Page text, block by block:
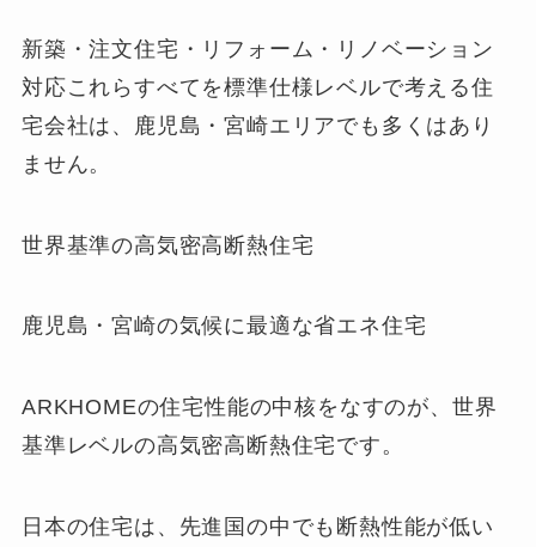
新築・注文住宅・リフォーム・リノベーション
対応これらすべてを標準仕様レベルで考える住
宅会社は、鹿児島・宮崎エリアでも多くはあり
ません。
世界基準の高気密高断熱住宅
鹿児島・宮崎の気候に最適な省エネ住宅
ARKHOMEの住宅性能の中核をなすのが、世界
基準レベルの高気密高断熱住宅です。
日本の住宅は、先進国の中でも断熱性能が低い